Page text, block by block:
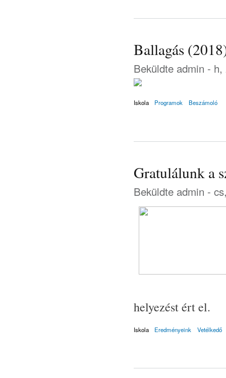
Ballagás
Beküldte admin - h,
Iskola Programok Beszámoló
Gratulálunk a
Beküldte admin -
helyezést ért el.
Iskola Eredményeink Vetélkedő